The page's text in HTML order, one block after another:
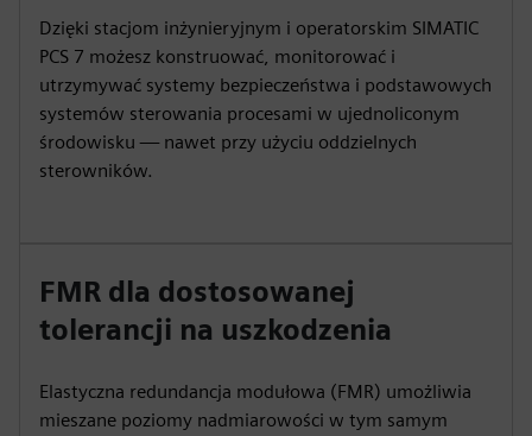
Dzięki stacjom inżynieryjnym i operatorskim SIMATIC
PCS 7 możesz konstruować, monitorować i
utrzymywać systemy bezpieczeństwa i podstawowych
systemów sterowania procesami w ujednoliconym
środowisku — nawet przy użyciu oddzielnych
sterowników.
FMR dla dostosowanej
tolerancji na uszkodzenia
Elastyczna redundancja modułowa (FMR) umożliwia
mieszane poziomy nadmiarowości w tym samym